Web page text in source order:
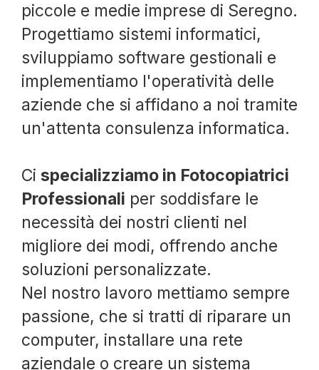
piccole e medie imprese di Seregno.
Progettiamo sistemi informatici,
sviluppiamo software gestionali e
implementiamo l'operatività delle
aziende che si affidano a noi tramite
un'attenta consulenza informatica.
Ci specializziamo in Fotocopiatrici
Professionali per soddisfare le
necessità dei nostri clienti nel
migliore dei modi, offrendo anche
soluzioni personalizzate.
Nel nostro lavoro mettiamo sempre
passione, che si tratti di riparare un
computer, installare una rete
aziendale o creare un sistema